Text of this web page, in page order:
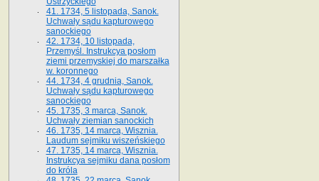
41. 1734, 5 listopada, Sanok.
Uchwały sądu kapturowego
sanockiego
42. 1734, 10 listopada,
Przemyśl. Instrukcya posłom
ziemi przemyskiej do marszałka
w. koronnego
44. 1734, 4 grudnia, Sanok.
Uchwały sądu kapturowego
sanockiego
45. 1735, 3 marca, Sanok.
Uchwały ziemian sanockich
46. 1735, 14 marca, Wisznia.
Laudum sejmiku wiszeńskiego
47. 1735, 14 marca, Wisznia.
Instrukcya sejmiku dana posłom
do króla